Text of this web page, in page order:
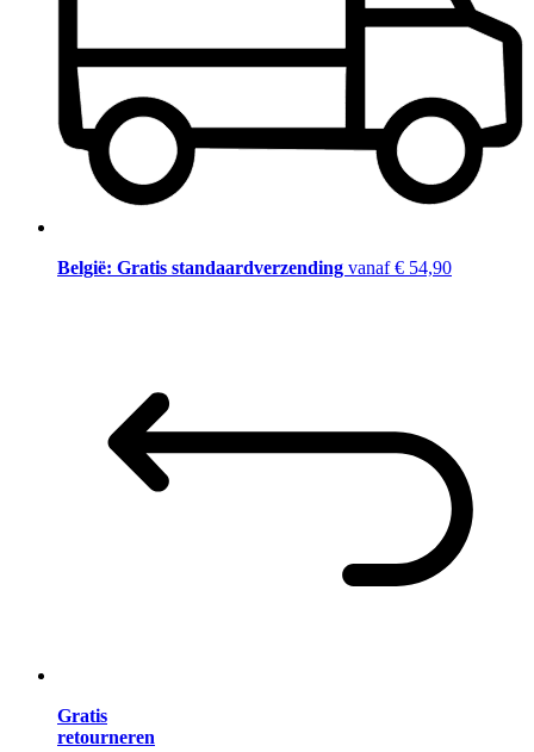
België: Gratis standaardverzending vanaf € 54,90
Gratis
retourneren